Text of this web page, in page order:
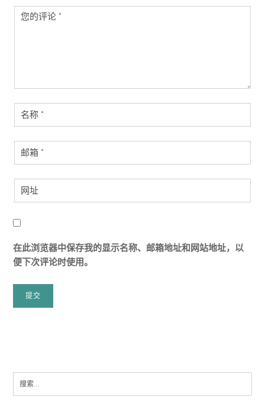
在此浏览器中保存我的显示名称、邮箱地址和网站地址，以
便下次评论时使用。
Search